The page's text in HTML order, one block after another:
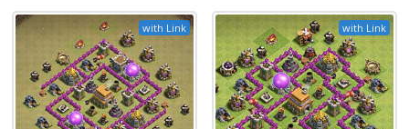
with Link with Link